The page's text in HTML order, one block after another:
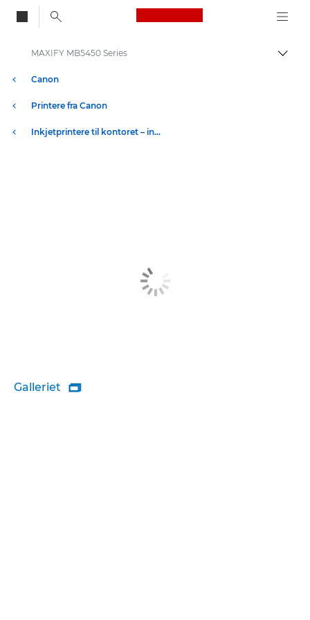
Canon Logo, back
Skift
Canon
Printere fra Canon
Inkjetprintere til kontoret – inkjet
MAXIFY MB5450 Series
Galleriet 